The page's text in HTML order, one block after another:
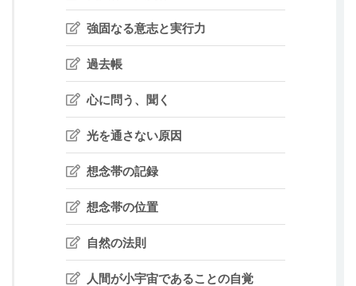
強固なる意志と実行力
過去帳
心に問う、聞く
光を通さない原因
想念帯の記録
想念帯の位置
自然の法則
人間が小宇宙であることの自覚